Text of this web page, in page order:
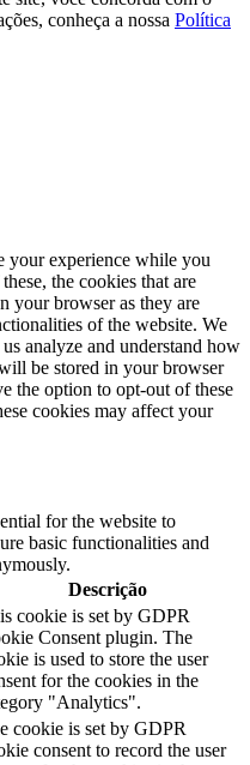
conheça a nossa Política
your experience while you
the cookies that are
your browser as they are
of the website. We
analyze and understand how
be stored in your browser
the option to opt-out of these
cookies may affect your
for the website to
basic functionalities and
Descrição
cookie is set by GDPR
Consent plugin. The
is used to store the user
for the cookies in the
"Analytics".
cookie is set by GDPR
consent to record the user